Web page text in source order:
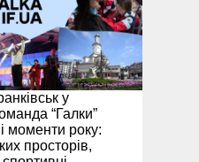
у
“Галки”
моменти року:
просторів,